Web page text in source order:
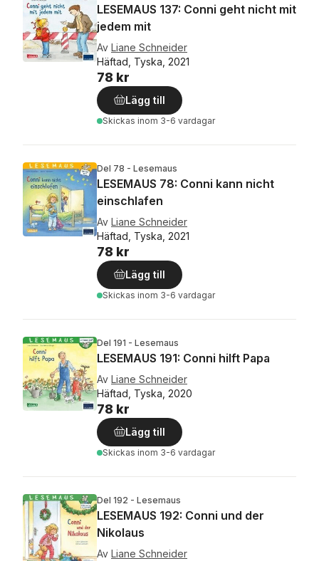
LESEMAUS 137: Conni geht nicht mit
jedem mit
Av Liane Schneider
Häftad, Tyska, 2021
78 kr
Lägg till
Skickas inom 3-6 vardagar
Del 78 - Lesemaus
LESEMAUS 78: Conni kann nicht
einschlafen
Av Liane Schneider
Häftad, Tyska, 2021
78 kr
Lägg till
Skickas inom 3-6 vardagar
Del 191 - Lesemaus
LESEMAUS 191: Conni hilft Papa
Av Liane Schneider
Häftad, Tyska, 2020
78 kr
Lägg till
Skickas inom 3-6 vardagar
Del 192 - Lesemaus
LESEMAUS 192: Conni und der
Nikolaus
Av Liane Schneider